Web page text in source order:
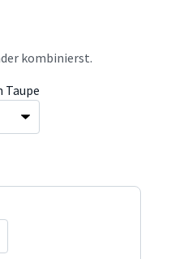
kombinierst.
Taupe